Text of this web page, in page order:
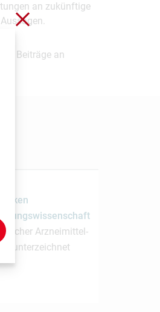
an zukünftige
Beiträge an
Arzneimittel-
unterzeichnet
Schließen ohne zu